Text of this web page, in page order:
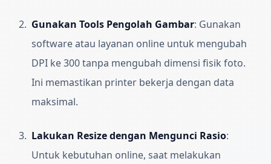
Gunakan Tools Pengolah Gambar: Gunakan
software atau layanan online untuk mengubah
DPI ke 300 tanpa mengubah dimensi fisik foto.
Ini memastikan printer bekerja dengan data
maksimal.
Lakukan Resize dengan Mengunci Rasio:
Untuk kebutuhan online, saat melakukan